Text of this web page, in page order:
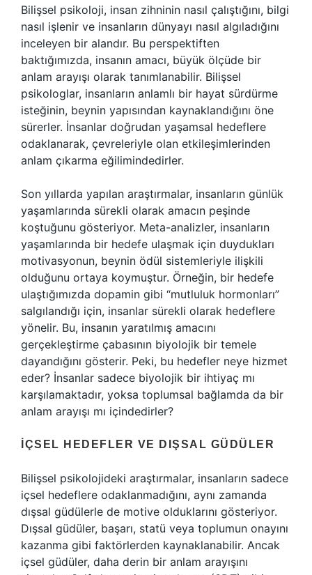
Bilişsel psikoloji, insan zihninin nasıl çalıştığını, bilgi
nasıl işlenir ve insanların dünyayı nasıl algıladığını
inceleyen bir alandır. Bu perspektiften
baktığımızda, insanın amacı, büyük ölçüde bir
anlam arayışı olarak tanımlanabilir. Bilişsel
psikologlar, insanların anlamlı bir hayat sürdürme
isteğinin, beynin yapısından kaynaklandığını öne
sürerler. İnsanlar doğrudan yaşamsal hedeflere
odaklanarak, çevreleriyle olan etkileşimlerinden
anlam çıkarma eğilimindedirler.
Son yıllarda yapılan araştırmalar, insanların günlük
yaşamlarında sürekli olarak amacın peşinde
koştuğunu gösteriyor. Meta-analizler, insanların
yaşamlarında bir hedefe ulaşmak için duydukları
motivasyonun, beynin ödül sistemleriyle ilişkili
olduğunu ortaya koymuştur. Örneğin, bir hedefe
ulaştığımızda dopamin gibi “mutluluk hormonları”
salgılandığı için, insanlar sürekli olarak hedeflere
yönelir. Bu, insanın yaratılmış amacını
gerçekleştirme çabasının biyolojik bir temele
dayandığını gösterir. Peki, bu hedefler neye hizmet
eder? İnsanlar sadece biyolojik bir ihtiyaç mı
karşılamaktadır, yoksa toplumsal bağlamda da bir
anlam arayışı mı içindedirler?
İÇSEL HEDEFLER VE DIŞSAL GÜDÜLER
Bilişsel psikolojideki araştırmalar, insanların sadece
içsel hedeflere odaklanmadığını, aynı zamanda
dışsal güdülerle de motive olduklarını gösteriyor.
Dışsal güdüler, başarı, statü veya toplumun onayını
kazanma gibi faktörlerden kaynaklanabilir. Ancak
içsel güdüler, daha derin bir anlam arayışını